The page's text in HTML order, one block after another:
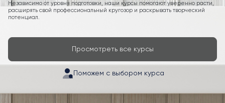
Независимо от уровня подготовки, наши курсы помогают уверенно расти,
расширять свой профессиональный кругозор и раскрывать творческий
потенциал.
Просмотреть все курсы
Поможем с выбором курса